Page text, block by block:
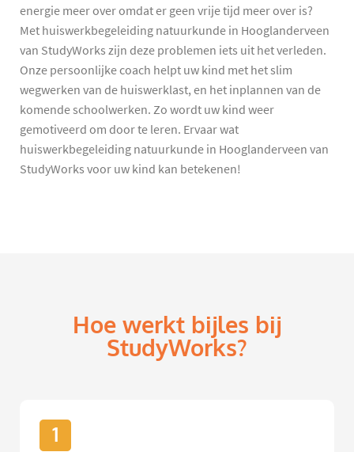
energie meer over omdat er geen vrije tijd meer over is?
Met huiswerkbegeleiding natuurkunde in Hooglanderveen
van StudyWorks zijn deze problemen iets uit het verleden.
Onze persoonlijke coach helpt uw kind met het slim
wegwerken van de huiswerklast, en het inplannen van de
komende schoolwerken. Zo wordt uw kind weer
gemotiveerd om door te leren. Ervaar wat
huiswerkbegeleiding natuurkunde in Hooglanderveen van
StudyWorks voor uw kind kan betekenen!
Hoe werkt bijles bij
StudyWorks?
1